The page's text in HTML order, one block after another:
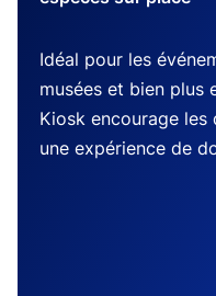
Idéal pour les
musées et bien plus
Kiosk encourage
une expérience de